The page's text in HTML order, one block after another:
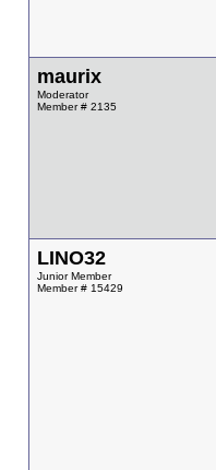
maurix
Moderator
Member # 2135
LINO32
Junior Member
Member # 15429